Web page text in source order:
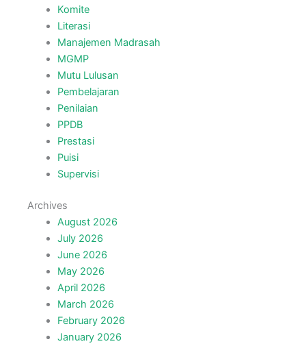
Komite
Literasi
Manajemen Madrasah
MGMP
Mutu Lulusan
Pembelajaran
Penilaian
PPDB
Prestasi
Puisi
Supervisi
Archives
August 2026
July 2026
June 2026
May 2026
April 2026
March 2026
February 2026
January 2026